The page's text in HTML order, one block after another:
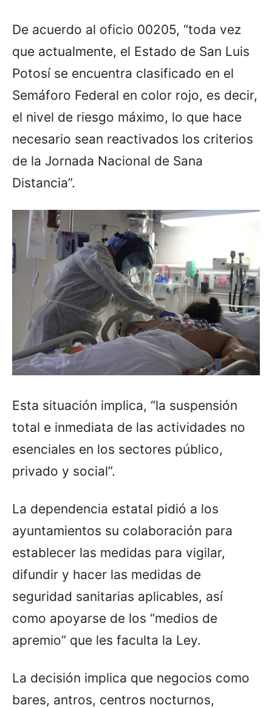
De acuerdo al oficio 00205, “toda vez
que actualmente, el Estado de San Luis
Potosí se encuentra clasificado en el
Semáforo Federal en color rojo, es decir,
el nivel de riesgo máximo, lo que hace
necesario sean reactivados los criterios
de la Jornada Nacional de Sana
Distancia”.
Esta situación implica, “la suspensión
total e inmediata de las actividades no
esenciales en los sectores público,
privado y social”.
La dependencia estatal pidió a los
ayuntamientos su colaboración para
establecer las medidas para vigilar,
difundir y hacer las medidas de
seguridad sanitarias aplicables, así
como apoyarse de los “medios de
apremio” que les faculta la Ley.
La decisión implica que negocios como
bares, antros, centros nocturnos,